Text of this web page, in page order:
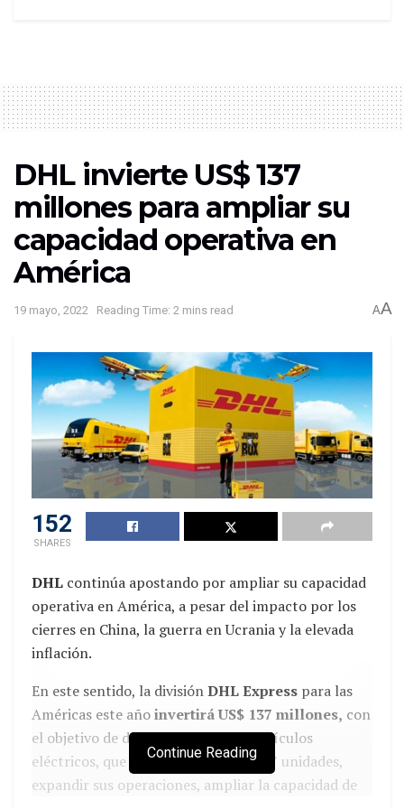
DHL invierte US$ 137
millones para ampliar su
capacidad operativa en
América
19 mayo, 2022 Reading Time: 2 mins read AA
152
SHARES
DHL continúa apostando por ampliar su capacidad
operativa en América, a pesar del impacto por los
cierres en China, la guerra en Ucrania y la elevada
inflación.
En este sentido, la divisiónDHL Express para las
Américas este añoinvertirá US$ 137 millones, con
el objetivo de duplicar su flota de vehículos
eléctricos, que actualmente tiene 327 unidades,
expandir sus operaciones, ampliar la capacidad de
Continue Reading